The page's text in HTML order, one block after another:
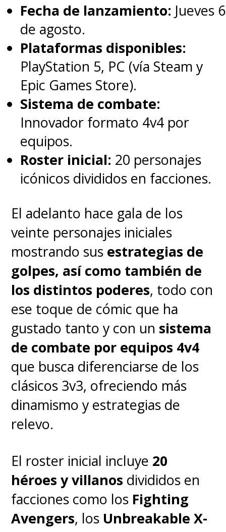
#Emmys2021
pic.twitter.com/YXw7Jdu3Bb
— Television Academy (@TelevisionAcad)July 13, 2021
Y la bienvenida sorpresa es la
que da"Cobra Kai" con su
sólida tercera temporada, la
cual fue nominada en la
categoría de Mejor Serie de
Comedia, donde deberá
competir contra "Black-ish",
"Emily In Paris" (WTF), "Hacks",
"The Flight Attendant", "The
Kominsky Method", "Pen15" y
"Ted Lasso".
Nuevamente, no está fácil ganar
en esta categoría para "Cobra
Kai", especialmente por aquella
protagonizada por Jason
Sudeikis.
The#Emmy nominees for
Comedy Series are:
@blackishABC@CobraKaiSeries
The
Fecha de lanzamiento: Jueves 6
de agosto.
Plataformas disponibles:
PlayStation 5, PC (vía Steam y
Epic Games Store).
Sistema de combate:
Innovador formato 4v4 por
equipos.
Roster inicial: 20 personajes
icónicos divididos en facciones.
El adelanto hace gala de los
veinte personajes iniciales
mostrando sus estrategias de
golpes, así como también de
los distintos poderes, todo con
ese toque de cómic que ha
gustado tanto y con un sistema
de combate por equipos 4v4
que busca diferenciarse de los
clásicos 3v3, ofreciendo más
dinamismo y estrategias de
relevo.
El roster inicial incluye 20
héroes y villanos divididos en
facciones como los Fighting
Avengers, los Unbreakable X-